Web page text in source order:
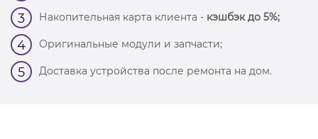
3 Накопительная карта клиента - кэшбэк до 5%;
4 Оригинальные модули и запчасти;
5 Доставка устройства после ремонта на дом.